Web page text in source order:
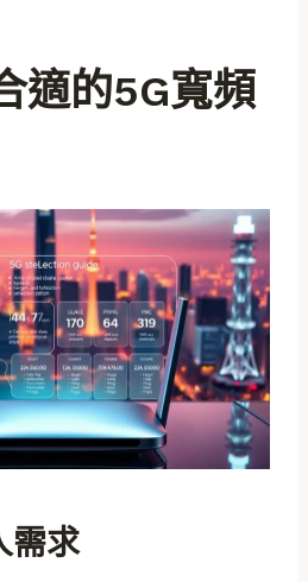
適的5G寬頻
需求